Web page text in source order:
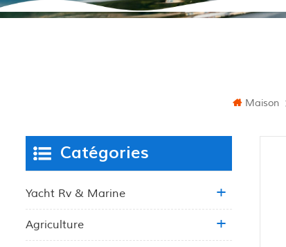
Maison
Catégories
Yacht Rv & Marine
Agriculture